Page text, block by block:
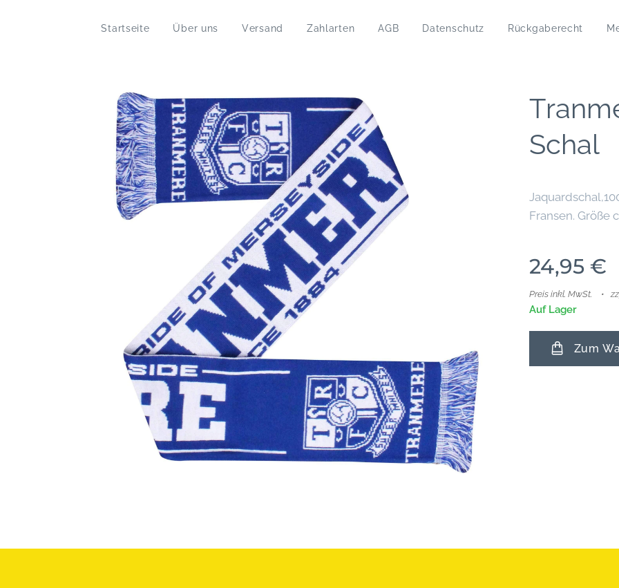
Startseite Über uns Versand Zahlarten AGB Datenschutz Rückgaberecht
Schal
Fransen. Größe
24,95 €
Preis inkl. MwSt.
Auf Lager
Zum